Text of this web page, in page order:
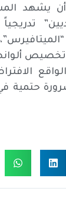
أن يشهد
حتمية